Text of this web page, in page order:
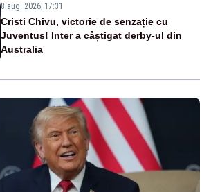
8 aug. 2026, 17:31
Cristi Chivu, victorie de senzație cu
Juventus! Inter a câștigat derby-ul din
Australia